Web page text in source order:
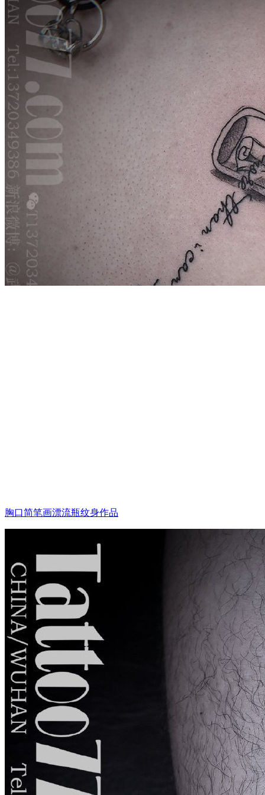
武汉老兵纹身微信
： 服务号：laobingwenshen 订阅号：laobing66666 打造国
文资讯！精美纹身图案及手稿 纹身作品 一站搞定！回复相
问千万素材的微官网，中国最强最全纹身图案尽在其中！
胸口简笔画漂流瓶纹身作品